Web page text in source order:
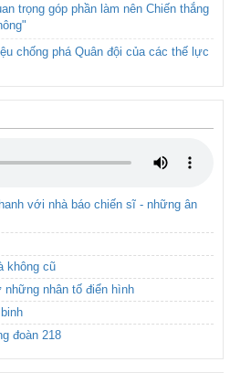
trọng góp phần làm nên Chiến thắng
chống phá Quân đội của các thế lực
với nhà báo chiến sĩ - những ân
không cũ
nhân tố điển hình
đoàn 218